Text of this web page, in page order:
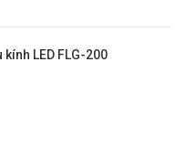
LED FLG-200